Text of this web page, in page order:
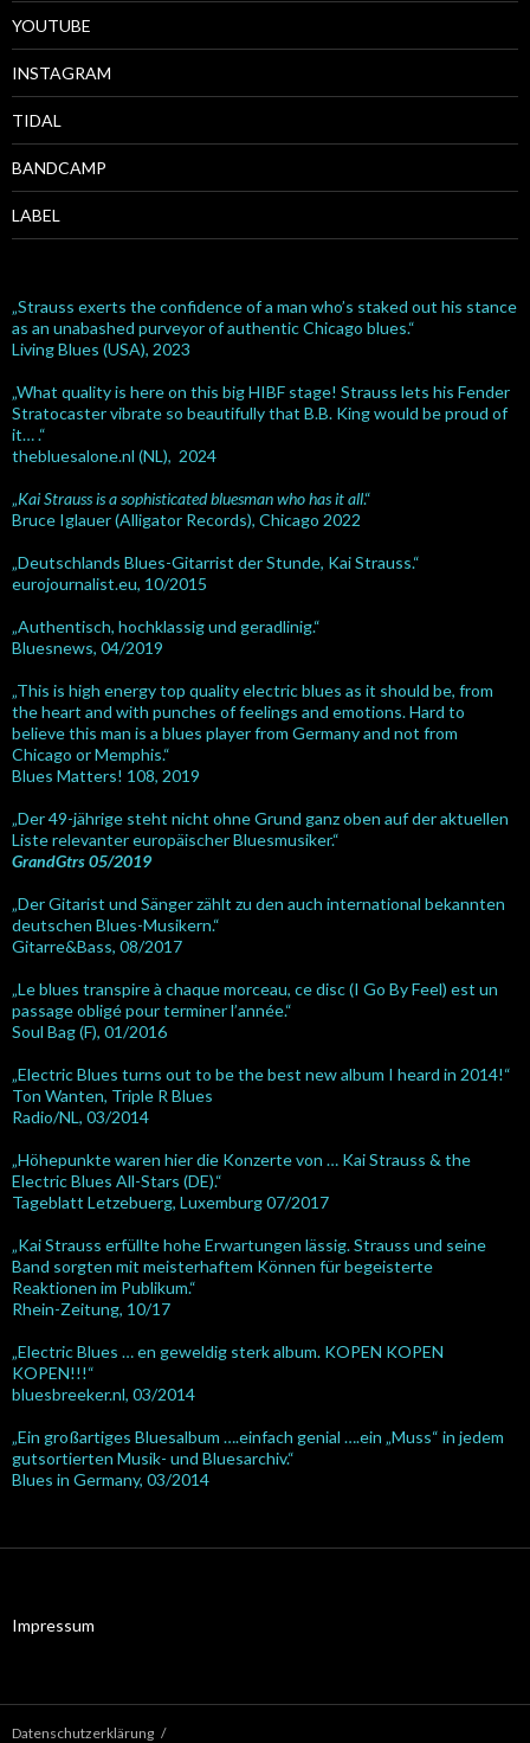
YOUTUBE
INSTAGRAM
TIDAL
BANDCAMP
LABEL
„Strauss exerts the confidence of a man who’s staked out his stance
as an unabashed purveyor of authentic Chicago blues.“
Living Blues (USA), 2023
„What quality is here on this big HIBF stage! Strauss lets his Fender
Stratocaster vibrate so beautifully that B.B. King would be proud of
it… .“
thebluesalone.nl (NL), 2024
„Kai Strauss is a sophisticated bluesman who has it all.“
Bruce Iglauer (Alligator Records), Chicago 2022
„Deutschlands Blues-Gitarrist der Stunde, Kai Strauss.“
eurojournalist.eu, 10/2015
„Authentisch, hochklassig und geradlinig.“
Bluesnews, 04/2019
„This is high energy top quality electric blues as it should be, from
the heart and with punches of feelings and emotions. Hard to
believe this man is a blues player from Germany and not from
Chicago or Memphis.“
Blues Matters! 108, 2019
„Der 49-jährige steht nicht ohne Grund ganz oben auf der aktuellen
Liste relevanter europäischer Bluesmusiker.“
GrandGtrs 05/2019
„Der Gitarist und Sänger zählt zu den auch international bekannten
deutschen Blues-Musikern.“
Gitarre&Bass, 08/2017
„Le blues transpire à chaque morceau, ce disc (I Go By Feel) est un
passage obligé pour terminer l’année.“
Soul Bag (F), 01/2016
„Electric Blues turns out to be the best new album I heard in 2014!“
Ton Wanten, Triple R Blues
Radio/NL, 03/2014
„Höhepunkte waren hier die Konzerte von … Kai Strauss & the
Electric Blues All-Stars (DE).“
Tageblatt Letzebuerg, Luxemburg 07/2017
„Kai Strauss erfüllte hohe Erwartungen lässig. Strauss und seine
Band sorgten mit meisterhaftem Können für begeisterte
Reaktionen im Publikum.“
Rhein-Zeitung, 10/17
„Electric Blues … en geweldig sterk album. KOPEN KOPEN
KOPEN!!!“
bluesbreeker.nl, 03/2014
„Ein großartiges Bluesalbum ….einfach genial ….ein „Muss“ in jedem
gutsortierten Musik- und Bluesarchiv.“
Blues in Germany, 03/2014
Impressum
Datenschutzerklärung